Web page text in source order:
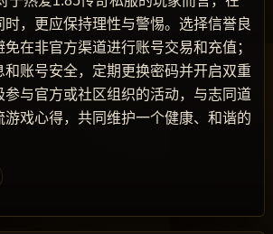
，更应保持理性与警惕。选择信誉良
在非官方渠道进行账号交易和充值；
和账号安全，定期更换密码并开启双重
参与官方或社区组织的活动，与志同道
游戏心得，共同维护一个健康、和谐的